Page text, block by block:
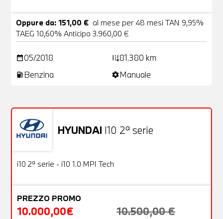
Oppure da: 151,00 € al mese per 48 mesi TAN 9,95%
TAEG 10,60% Anticipo 3.960,00 €
date_range05/2018 add_road81.380 km
local_gas_station Benzina settingsManuale
HYUNDAI I10 2ª serie
OFFERTA
Usato
i10 2ª serie - i10 1.0 MPI Tech
PREZZO PROMO
10.000,00€ 10.500,00 €